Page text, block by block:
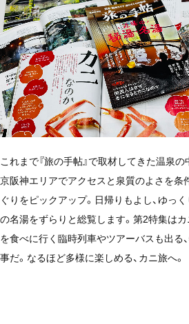
これまで『旅の手帖』で取材してきた温泉の
京阪神エリアでアクセスと泉質のよさを条
ぐりをピックアップ。日帰りもよし、ゆっ
の名湯をずらりと総覧します。第2特集は
を食べに行く臨時列車やツアーバスも出る
事だ。なるほど多様に楽しめる、カニ旅へ。